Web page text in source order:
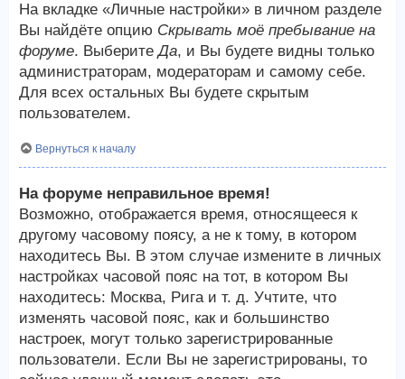
На вкладке «Личные настройки» в личном разделе
Вы найдёте опцию Скрывать моё пребывание на
форуме. ВыберитеДа, и Вы будете видны только
администраторам, модераторам и самому себе.
Для всех остальных Вы будете скрытым
пользователем.
Вернуться к началу
На форуме неправильное время!
Возможно, отображается время, относящееся к
другому часовому поясу, а не к тому, в котором
находитесь Вы. В этом случае измените в личных
настройках часовой пояс на тот, в котором Вы
находитесь: Москва, Рига и т. д. Учтите, что
изменять часовой пояс, как и большинство
настроек, могут только зарегистрированные
пользователи. Если Вы не зарегистрированы, то